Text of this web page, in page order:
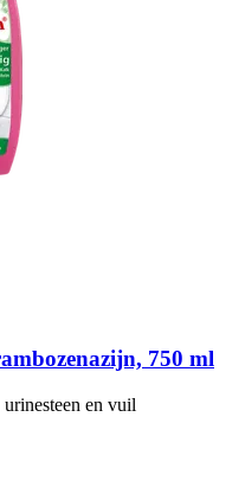
750 ml
en vuil